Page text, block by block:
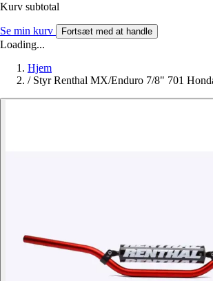
Kurv subtotal
Se min kurv Fortsæt med at handle
Loading...
Hjem
/ Styr Renthal MX/Enduro 7/8" 701